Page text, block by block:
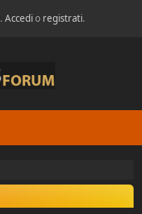
. Accedio registrati.